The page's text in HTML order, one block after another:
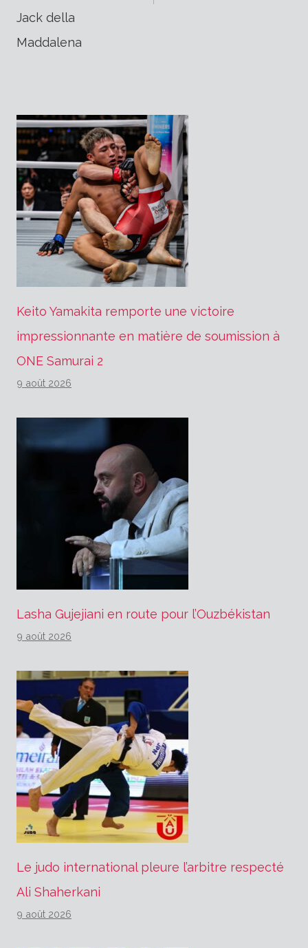
Jack della
Maddalena
Keito Yamakita remporte une victoire
impressionnante en matière de soumission à
ONE Samurai 2
9 août 2026
Lasha Gujejiani en route pour l’Ouzbékistan
9 août 2026
Le judo international pleure l’arbitre respecté
Ali Shaherkani
9 août 2026